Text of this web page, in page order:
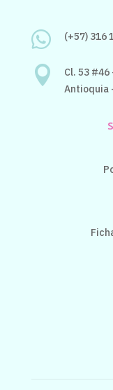
 (+57) 316
 Cl. 53 #46
Antioquia